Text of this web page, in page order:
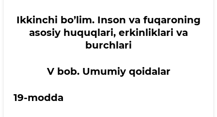
Ikkinchi bo’lim. Inson va fuqaroning
asosiy huquqlari, erkinliklari va
burchlari
V bob. Umumiy qoidalar
19-modda